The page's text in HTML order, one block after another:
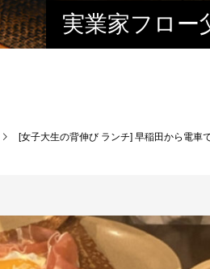
実業家フロー
[女子大生の背伸び ランチ] 早稲田から電